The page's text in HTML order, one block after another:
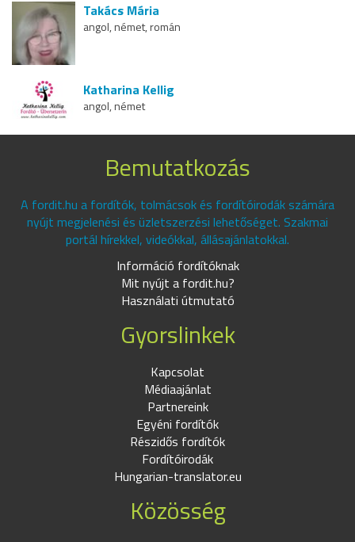
Takács Mária
angol, német, román
Katharina Kellig
angol, német
Bemutatkozás
A fordit.hu a fordítók, tolmácsok és fordítóirodák számára
nyújt megjelenési és üzletszerzési lehetőséget. Szakmai
portál hírekkel, videókkal, állásajánlatokkal.
Információ fordítóknak
Mit nyújt a fordit.hu?
Használati útmutató
Gyorslinkek
Kapcsolat
Médiaajánlat
Partnereink
Egyéni fordítók
Részidős fordítók
Fordítóirodák
Hungarian-translator.eu
Közösség